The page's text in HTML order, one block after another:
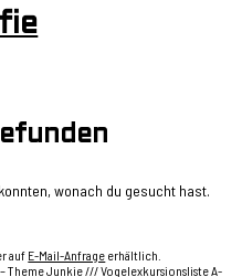
wonach du gesucht hast.
auf E-Mail-Anfrage erhältlich.
Theme Junkie///Vogelexkursionsliste A-